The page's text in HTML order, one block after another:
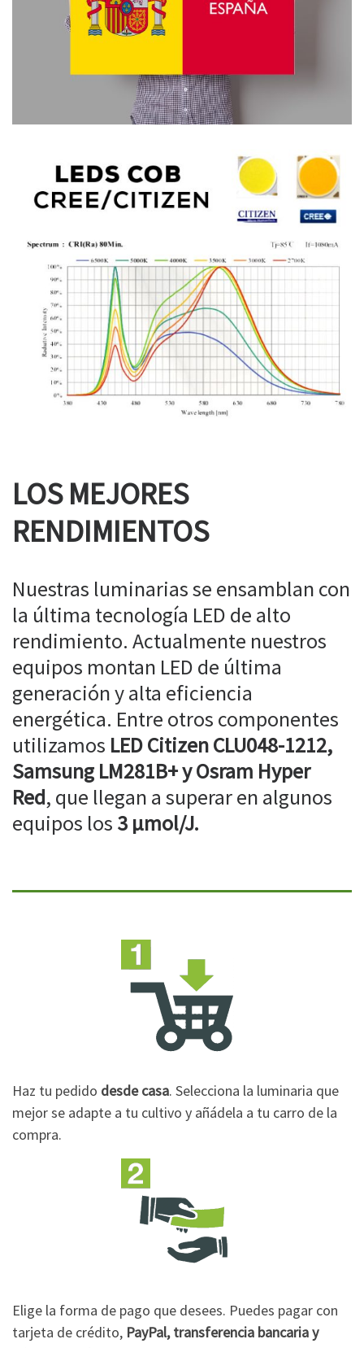
LOS MEJORES
RENDIMIENTOS
Nuestras luminarias se ensamblan con
la última tecnología LED de alto
rendimiento. Actualmente nuestros
equipos montan LED de última
generación y alta eficiencia
energética. Entre otros componentes
utilizamos LED Citizen CLU048-1212,
Samsung LM281B+ y Osram Hyper
Red, que llegan a superar en algunos
equipos los 3 µmol/J.
Haz tu pedido desde casa. Selecciona la luminaria que
mejor se adapte a tu cultivo y añádela a tu carro de la
compra.
Elige la forma de pago que desees. Puedes pagar con
tarjeta de crédito, PayPal, transferencia bancaria y